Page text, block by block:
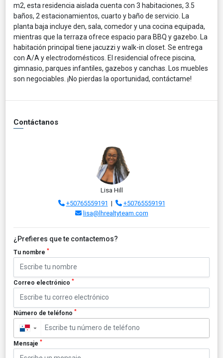
m2, esta residencia aislada cuenta con 3 habitaciones, 3.5
baños, 2 estacionamientos, cuarto y baño de servicio. La
planta baja incluye den, sala, comedor y una cocina equipada,
mientras que la terraza ofrece espacio para BBQ y gazebo. La
habitación principal tiene jacuzzi y walk-in closet. Se entrega
con A/A y electrodomésticos. El residencial ofrece piscina,
gimnasio, parques infantiles, gazebos y canchas. Los muebles
son negociables. ¡No pierdas la oportunidad, contáctame!
Contáctanos
Lisa Hill
+50765559191 |
+50765559191
lisa@lhrealtyteam.com
¿Prefieres que te contactemos?
Tu nombre *
Correo electrónico *
Número de teléfono *
▼
Mensaje *